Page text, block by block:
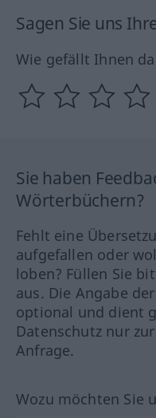
Sagen Sie uns
Wie gefällt Ihnen
Sie haben
Wörterbüchern?
Fehlt eine
aufgefallen oder
loben? Füllen Sie
aus. Die Angabe
optional und dient
Datenschutz nur
Anfrage.
Wozu möchten Sie